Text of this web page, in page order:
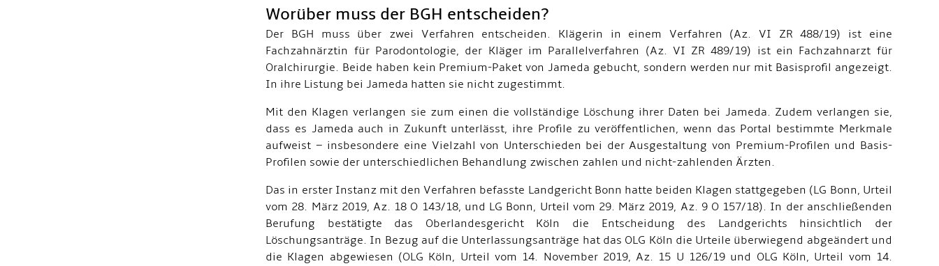
Worüber muss der BGH entscheiden?
Der BGH muss über zwei Verfahren entscheiden. Klägerin in einem Verfahren (Az. VI ZR 488/19) ist eine
Fachzahnärztin für Parodontologie, der Kläger im Parallelverfahren (Az. VI ZR 489/19) ist ein Fachzahnarzt für
Oralchirurgie. Beide haben kein Premium-Paket von Jameda gebucht, sondern werden nur mit Basisprofil angezeigt.
In ihre Listung bei Jameda hatten sie nicht zugestimmt.
Mit den Klagen verlangen sie zum einen die vollständige Löschung ihrer Daten bei Jameda. Zudem verlangen sie,
dass es Jameda auch in Zukunft unterlässt, ihre Profile zu veröffentlichen, wenn das Portal bestimmte Merkmale
aufweist – insbesondere eine Vielzahl von Unterschieden bei der Ausgestaltung von Premium-Profilen und Basis-
Profilen sowie der unterschiedlichen Behandlung zwischen zahlen und nicht-zahlenden Ärzten.
Das in erster Instanz mit den Verfahren befasste Landgericht Bonn hatte beiden Klagen stattgegeben (LG Bonn, Urteil
vom 28. März 2019, Az. 18 O 143/18, und LG Bonn, Urteil vom 29. März 2019, Az. 9 O 157/18). In der anschließenden
Berufung bestätigte das Oberlandesgericht Köln die Entscheidung des Landgerichts hinsichtlich der
Löschungsanträge. In Bezug auf die Unterlassungsanträge hat das OLG Köln die Urteile überwiegend abgeändert und
die Klagen abgewiesen (OLG Köln, Urteil vom 14. November 2019, Az. 15 U 126/19 und OLG Köln, Urteil vom 14.